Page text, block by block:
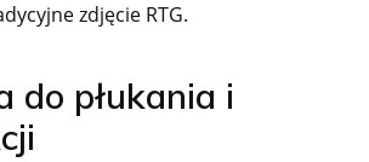
zdjęcie RTG.
do płukania i